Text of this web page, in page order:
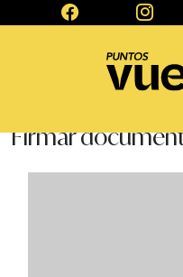
Firmar